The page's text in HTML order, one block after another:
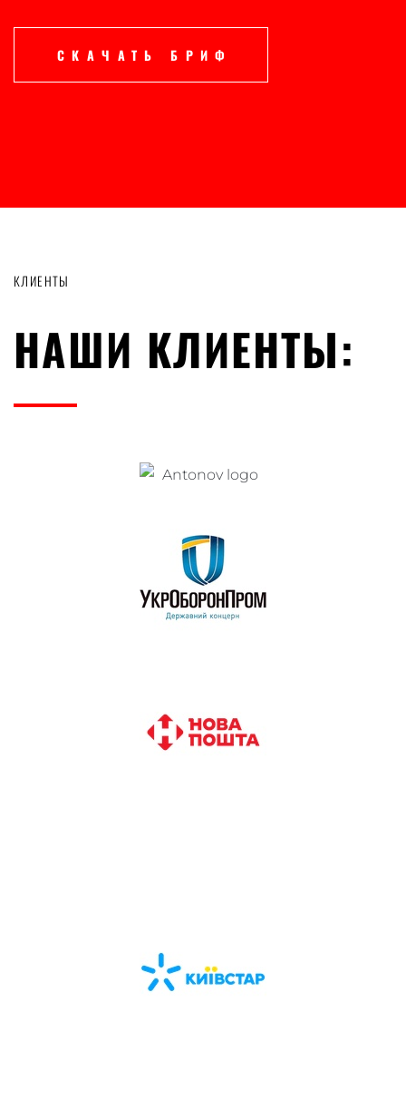
СКАЧАТЬ БРИФ
КЛИЕНТЫ
НАШИ КЛИЕНТЫ: